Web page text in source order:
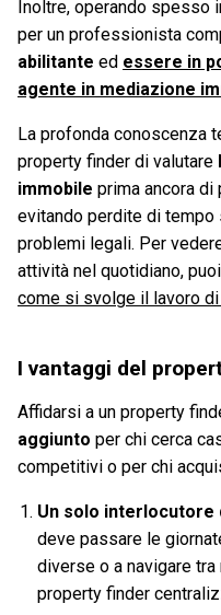
Inoltre, operando spesso
per un professionista
abilitante ed essere in
agente in mediazione
La profonda conoscenza
property finder di valutare
immobile prima ancora
evitando perdite di tempo
problemi legali. Per
attività nel quotidiano,
come si svolge il lavoro
I vantaggi del
Affidarsi a un property
aggiunto per chi cerca
competitivi o per chi
Un solo
deve passare le
diverse o a navigare
property finder